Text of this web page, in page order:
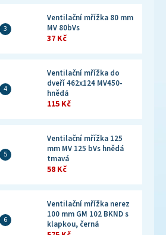
Ventilační mřížka 80 mm
MV 80bVs
37 Kč
Ventilační mřížka do
dveří 462x124 MV450-
hnědá
115 Kč
Ventilační mřížka 125
mm MV 125 bVs hnědá
tmavá
58 Kč
Ventilační mřížka nerez
100 mm GM 102 BKND s
klapkou, černá